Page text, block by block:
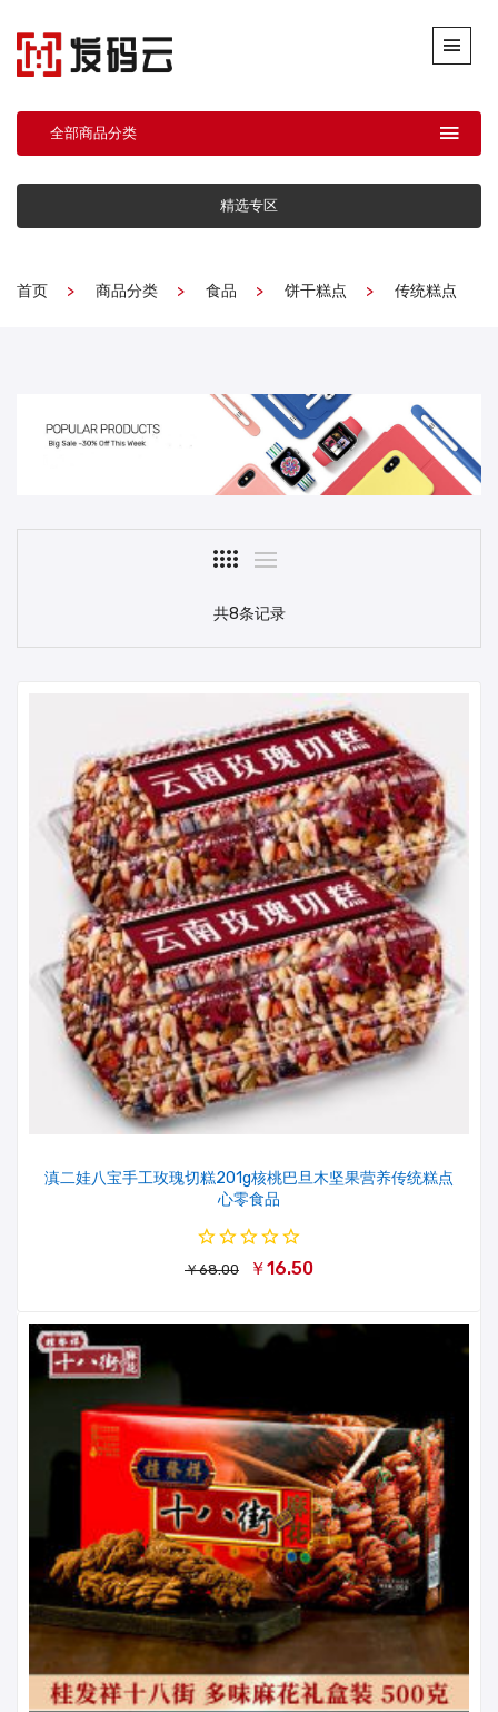
全部商品分类
精选专区
首页 商品分类 食品 饼干糕点 传统糕点
共8条记录
滇二娃八宝手工玫瑰切糕201g核桃巴旦木坚果营养传统糕点
心零食品
￥68.00 ￥16.50